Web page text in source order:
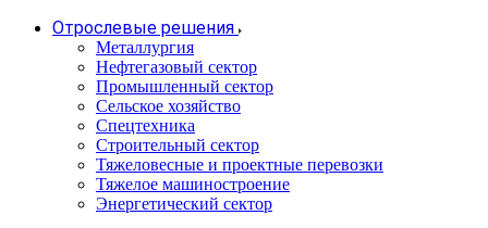
Отрослевые решения
Металлургия
Нефтегазовый сектор
Промышленный сектор
Сельское хозяйство
Спецтехника
Строительный сектор
Тяжеловесные и проектные перевозки
Тяжелое машиностроение
Энергетический сектор